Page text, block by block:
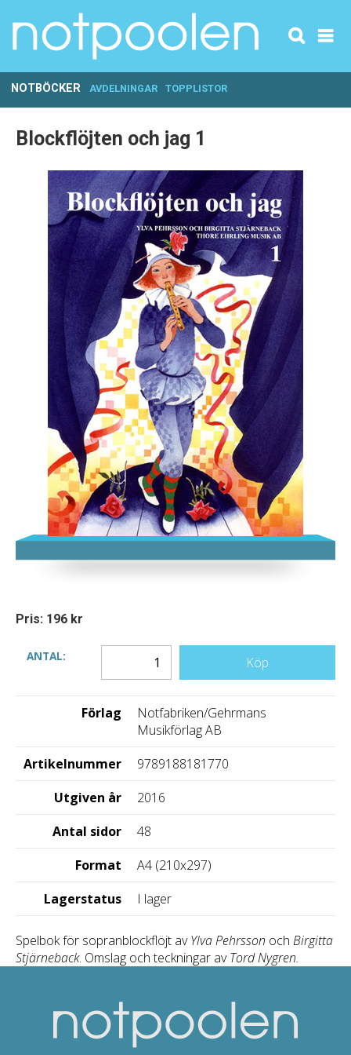
NOTBÖCKER AVDELNINGAR TOPPLISTOR
Blockflöjten och jag 1
Pris: 196 kr
ANTAL: Köp
Förlag
Notfabriken/Gehrmans
Musikförlag AB
Artikelnummer
9789188181770
Utgiven år
2016
Antal sidor
48
Format
A4 (210x297)
Lagerstatus
I lager
Spelbok för sopranblockflöjt avYlva Pehrsson och Birgitta
Stjärneback. Omslag och teckningar avTord Nygren.